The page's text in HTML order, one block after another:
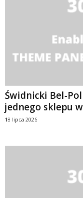
Świdnicki Bel-
jednego sklepu
18 lipca 2026